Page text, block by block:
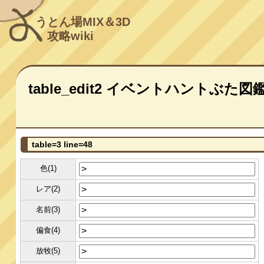
うとん場MIX＆3D
攻略wiki
table_edit2 イベントハントぶた図
table=3 line=48
色(1)
レア(2)
名前(3)
偏食(4)
放牧(5)